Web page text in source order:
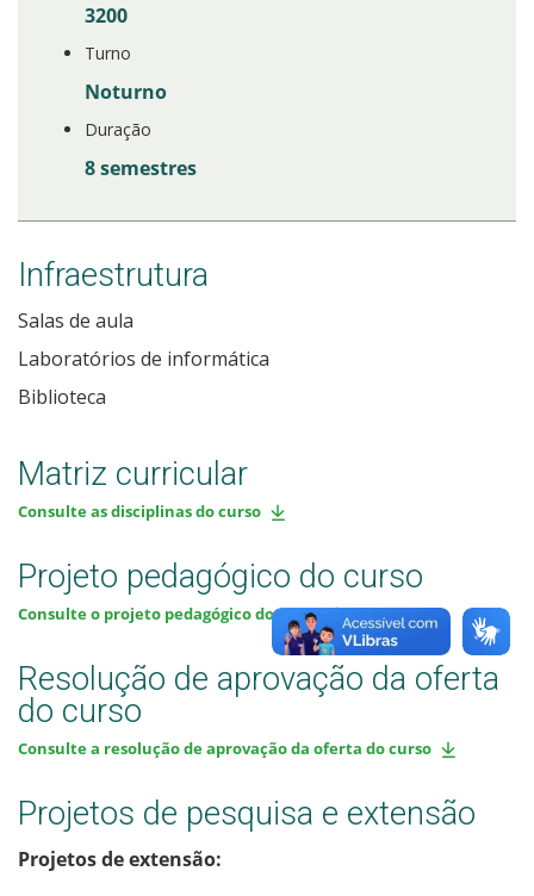
3200
Turno
Noturno
Duração
8 semestres
Infraestrutura
Salas de aula
Laboratórios de informática
Biblioteca
Matriz curricular
Consulte as disciplinas do curso
Projeto pedagógico do curso
Consulte o projeto pedagógico do curso
Resolução de aprovação da oferta
do curso
Consulte a resolução de aprovação da oferta do curso
Projetos de pesquisa e extensão
Projetos de extensão: